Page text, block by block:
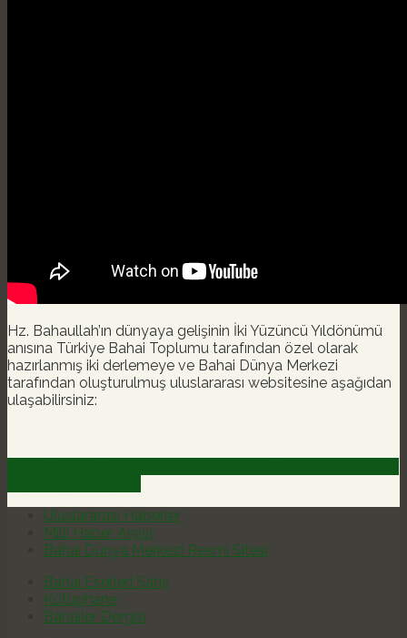
Hz. Bahaullah’ın dünyaya gelişinin İki Yüzüncü Yıldönümü
anısına Türkiye Bahai Toplumu tarafından özel olarak
hazırlanmış iki derlemeye ve Bahai Dünya Merkezi
tarafından oluşturulmuş uluslararası websitesine aşağıdan
ulaşabilirsiniz:
Uluslararası Haberler
Milli Haber Arşivi
Bahai Dünya Merkezi Resmi Sitesi
Bahai Eserleri Satış
Kütüphane
Bahailer Dergisi